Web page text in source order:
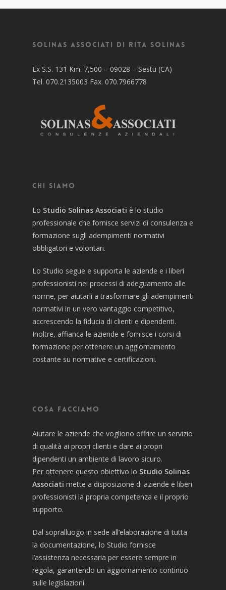
Solinas Associati di Rita Solinas
Ex S.S. 131 Km. 7,500 – 09028 – Sestu (CA)
Tel. 070.2135003 Fax. 070.7966778
Chi siamo
Lo Studio Solinas Associati è lo studio
professionale che fornisce servizi di consulenza e
formazione sugli adempimenti normativi
obbligatori e volontari.
Lo Studio segue e supporta le aziende e i liberi
professionisti nei processi di adeguamento alle
norme, per aiutarli a trasformare gli adempimenti
normativi in un vero vantaggio competitivo,
accrescendo la fiducia di clienti e dipendenti.
Inoltre, affianca le aziende e fornisce i corsi di
formazione per ottenere un aggiornamento
costante su normative e certificazioni.
Cosa facciamo
Aiutare le aziende che vogliono offrire un servizio
di qualità ai propri clienti e dare ai propri
dipendenti un ambiente di lavoro sicuro.
Per ottenere questo obiettivo lo Studio Solinas
Associati mette a disposizione di aziende e liberi
professionisti la propria competenza e il proprio
supporto.
Dal sopralluogo in sede all’elaborazione di tutta
la documentazione, lo Studio fornisce
l’assistenza necessaria per essere sempre in
regola, garantendo un aggiornamento continuo
sulle legislazioni.